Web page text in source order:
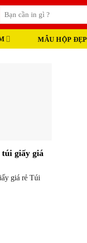
kiếm:
MẪU HỘP ĐẸP
giấy giá
giá rẻ Túi